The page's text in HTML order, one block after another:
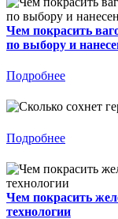
Чем покрасить
по выбору и
Подробнее
Подробнее
Чем покрасить
технологии